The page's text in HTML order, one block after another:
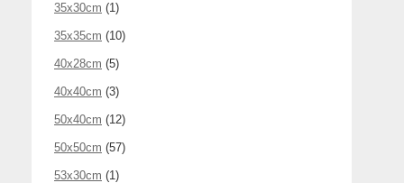
35x30cm (1)
35x35cm (10)
40x28cm (5)
40x40cm (3)
50x40cm (12)
50x50cm (57)
53x30cm (1)